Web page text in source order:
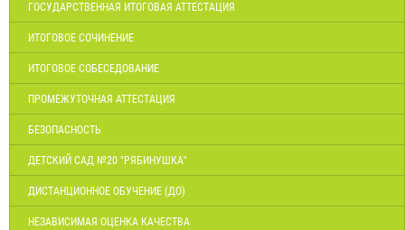
ГОСУДАРСТВЕННАЯ ИТОГОВАЯ АТТЕСТАЦИЯ
ИТОГОВОЕ СОЧИНЕНИЕ
ИТОГОВОЕ СОБЕСЕДОВАНИЕ
ПРОМЕЖУТОЧНАЯ АТТЕСТАЦИЯ
БЕЗОПАСНОСТЬ
ДЕТСКИЙ САД №20 "РЯБИНУШКА"
ДИСТАНЦИОННОЕ ОБУЧЕНИЕ (ДО)
НЕЗАВИСИМАЯ ОЦЕНКА КАЧЕСТВА